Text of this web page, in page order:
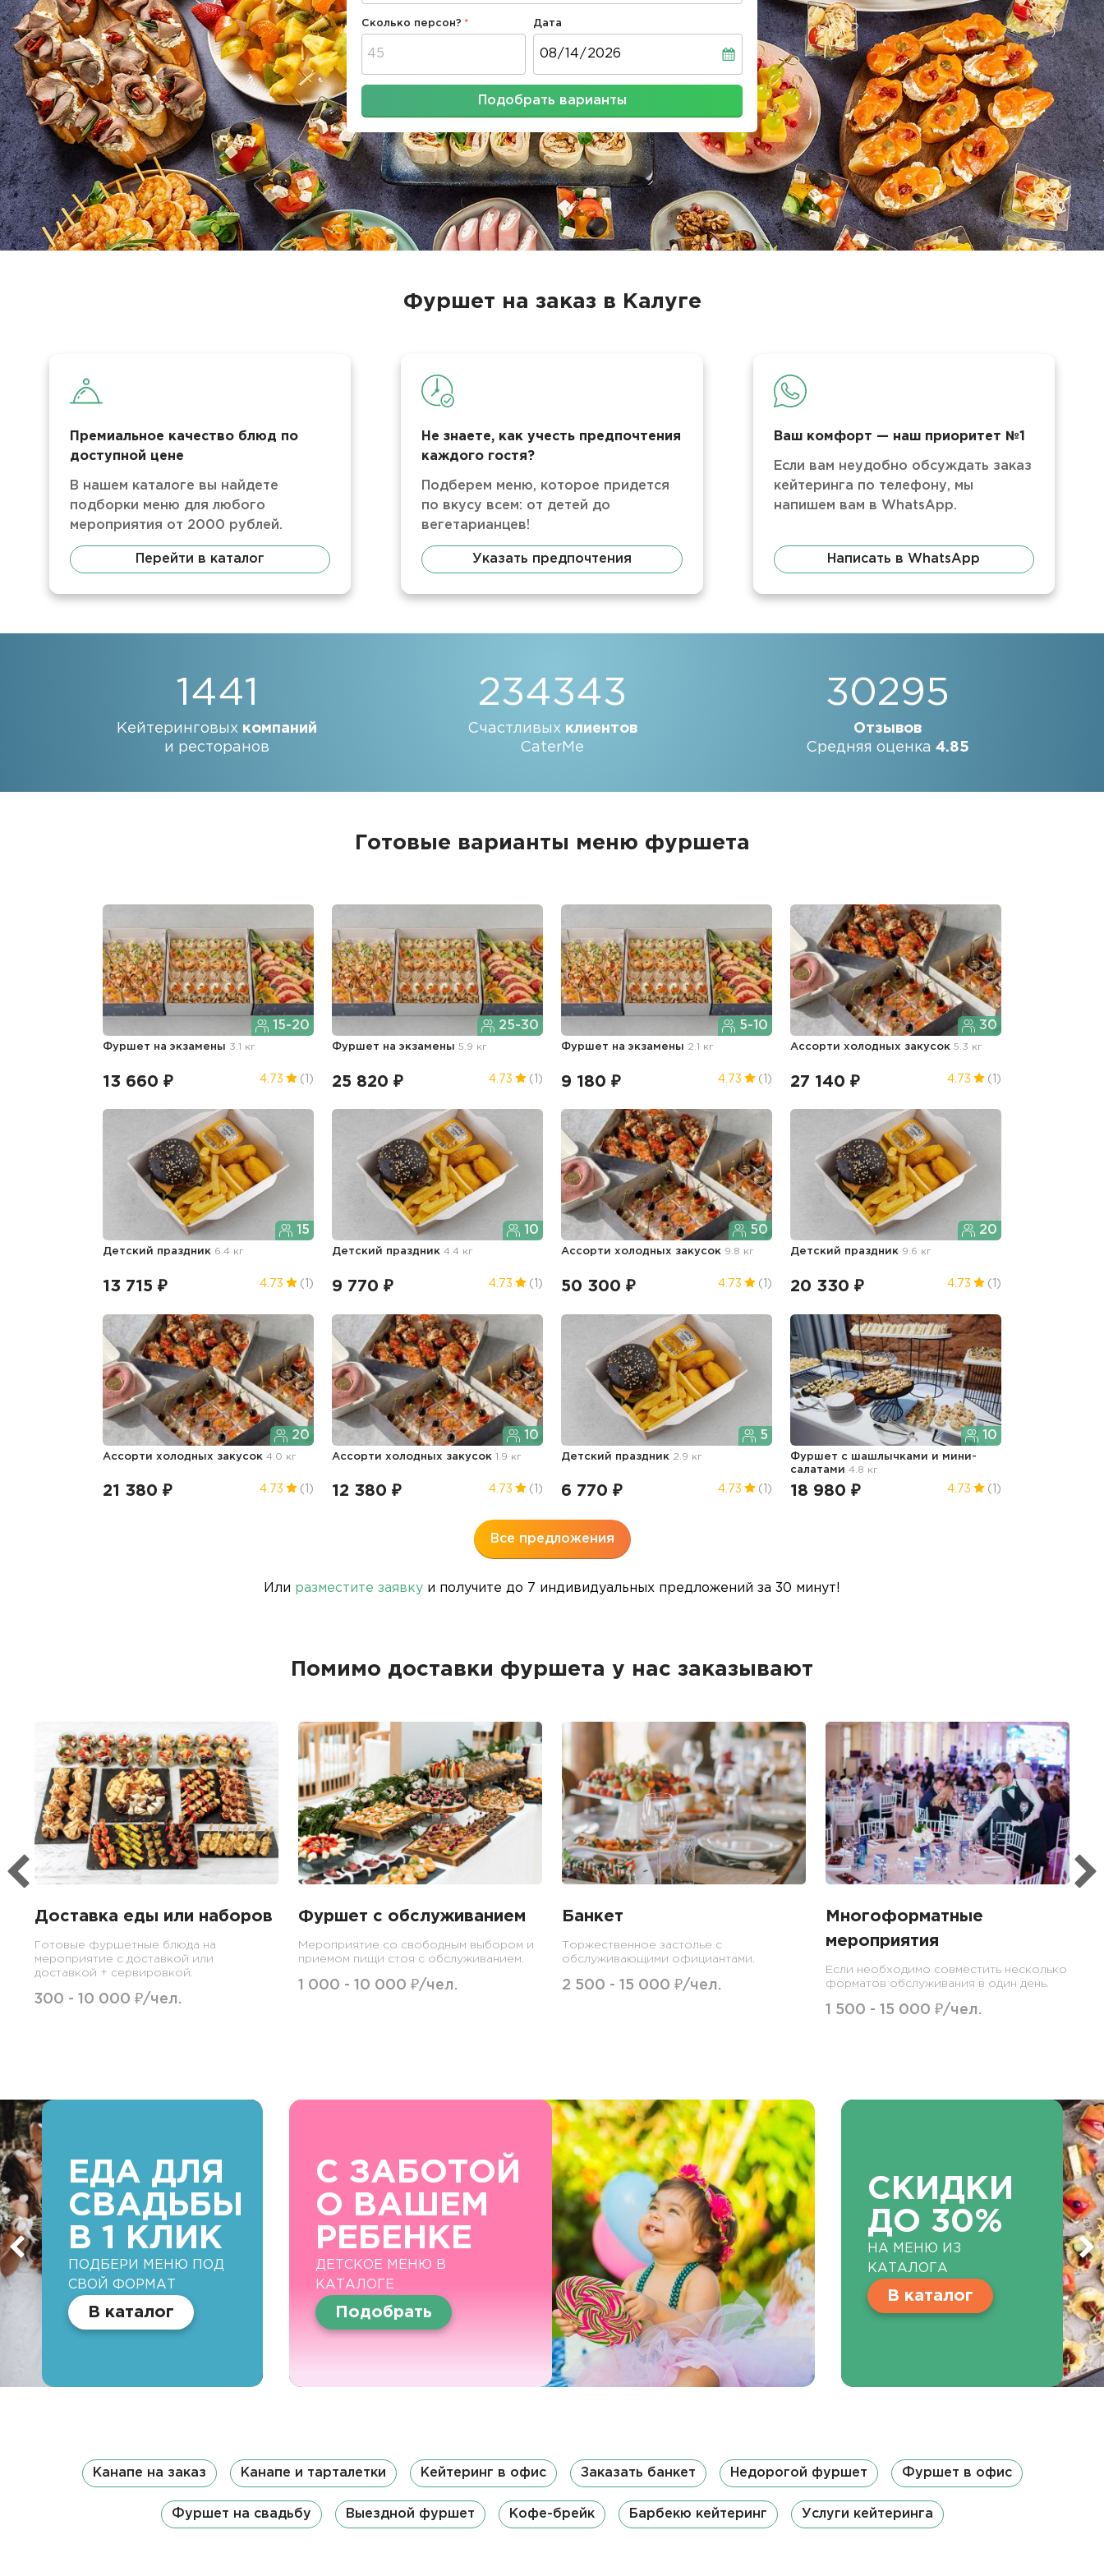
Сколько персон? Дата
Подобрать варианты
Фуршет на заказ в Калуге
Премиальное качество блюд по
доступной цене
В нашем каталоге вы найдете
подборки меню для любого
мероприятия от 2000 рублей.
Перейти в каталог
Не знаете, как учесть предпочтения
каждого гостя?
Подберем меню, которое придется
по вкусу всем: от детей до
вегетарианцев!
Указать предпочтения
Ваш комфорт — наш приоритет №1
Если вам неудобно обсуждать заказ
кейтеринга по телефону, мы
напишем вам в WhatsApp.
Написать в WhatsApp
1441
Кейтеринговых компаний
и ресторанов
234343
Счастливых клиентов
CaterMe
30295
Отзывов
Средняя оценка 4.85
Готовые варианты меню фуршета
15-20
Фуршет на экзамены 3.1 кг
13 660 ₽ 4.73 (1)
25-30
Фуршет на экзамены5.9 кг
25 820 ₽ 4.73 (1)
5-10
Фуршет на экзамены 2.1 кг
9 180 ₽ 4.73 (1)
30
Ассорти холодных закусок5.3 кг
27 140 ₽ 4.73 (1)
15
Детский праздник 6.4 кг
13 715 ₽ 4.73 (1)
10
Детский праздник4.4 кг
9 770 ₽ 4.73 (1)
50
Ассорти холодных закусок 9.8 кг
50 300 ₽ 4.73 (1)
20
Детский праздник 9.6 кг
20 330 ₽ 4.73 (1)
20
Ассорти холодных закусок4.0 кг
21 380 ₽ 4.73 (1)
10
Ассорти холодных закусок1.9 кг
12 380 ₽ 4.73 (1)
5
Детский праздник 2.9 кг
6 770 ₽ 4.73 (1)
10
Фуршет с шашлычками и мини-
салатами4.8 кг
18 980 ₽ 4.73 (1)
Все предложения
Или разместите заявку и получите до 7 индивидуальных предложений за 30 минут!
Помимо доставки фуршета у нас заказывают
Доставка еды или наборов
Готовые фуршетные блюда на
мероприятие с доставкой или
доставкой + сервировкой.
300 - 10 000 ₽/чел.
Фуршет с обслуживанием
Мероприятие со свободным выбором и
приемом пищи стоя с обслуживанием.
1 000 - 10 000 ₽/чел.
Банкет
Торжественное застолье с
обслуживающими официантами.
2 500 - 15 000 ₽/чел.
Многоформатные
мероприятия
Если необходимо совместить несколько
форматов обслуживания в один день.
1 500 - 15 000 ₽/чел.
ЕДА ДЛЯ
СВАДЬБЫ
В 1 КЛИК
ПОДБЕРИ МЕНЮ ПОД
СВОЙ ФОРМАТ
В каталог
С ЗАБОТОЙ
О ВАШЕМ
РЕБЕНКЕ
ДЕТСКОЕ МЕНЮ В
КАТАЛОГЕ
Подобрать
СКИДКИ
ДО 30%
НА МЕНЮ ИЗ
КАТАЛОГА
В каталог
Канапе на заказ Канапе и тарталетки Кейтеринг в офис Заказать банкет Недорогой фуршет Фуршет в офис
Фуршет на свадьбу Выездной фуршет Кофе-брейк Барбекю кейтеринг Услуги кейтеринга